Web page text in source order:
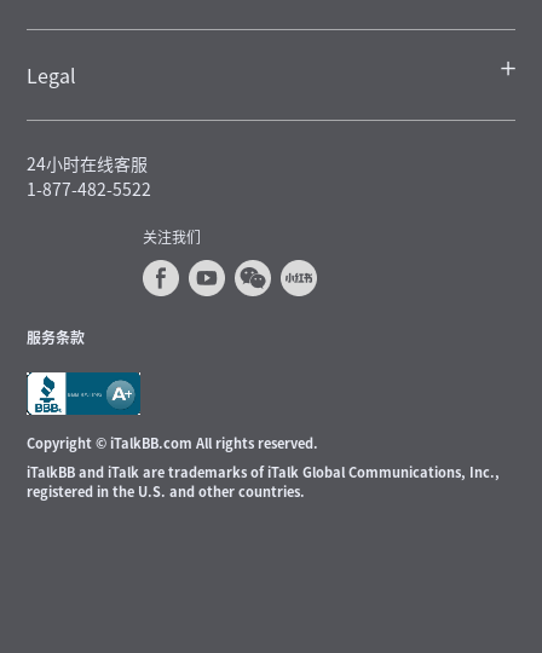
Legal
24小时在线客服
1-877-482-5522
关注我们
服务条款
Copyright © iTalkBB.com All rights reserved.
iTalkBB and iTalk are trademarks of iTalk Global Communications, Inc.,
registered in the U.S. and other countries.